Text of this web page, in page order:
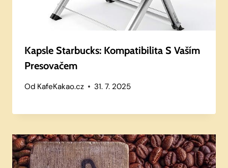
Kapsle Starbucks: Kompatibilita S Vaším
Presovačem
Od KafeKakao.cz 31. 7. 2025